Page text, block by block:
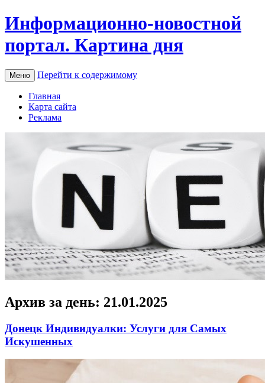
Информационно-новостной
портал. Картина дня
Меню Перейти к содержимому
Главная
Карта сайта
Реклама
Архив за день: 21.01.2025
Донецк Индивидуалки: Услуги для Самых
Искушенных